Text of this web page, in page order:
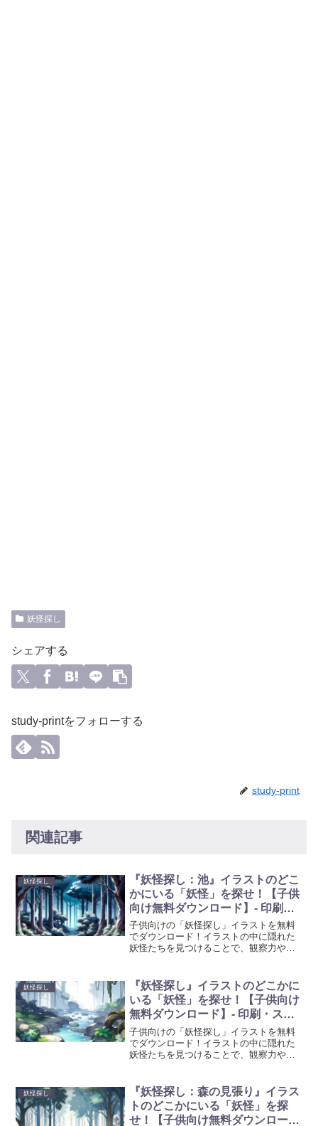
妖怪探し
シェアする
study-printをフォローする
study-print
関連記事
妖怪探し
『妖怪探し：池』イラストのどこ
かにいる「妖怪」を探せ！【子供
向け無料ダウンロード】- 印刷・
スマホ・タブレット
子供向けの「妖怪探し」イラストを無料
でダウンロード！イラストの中に隠れた
妖怪たちを見つけることで、観察力や集
遊ぶことができます。印刷して使用する
ほか、スマートフォンやタブレットでも
楽しむことができます。
妖怪探し
『妖怪探し』イラストのどこかに
いる「妖怪」を探せ！【子供向け
無料ダウンロード】- 印刷・スマ
ホ・タブレット
子供向けの「妖怪探し」イラストを無料
でダウンロード！イラストの中に隠れた
妖怪たちを見つけることで、観察力や集
遊ぶことができます。印刷して使用する
ほか、スマートフォンやタブレットでも
楽しむことができます。
妖怪探し
『妖怪探し：森の見張り』イラス
トのどこかにいる「妖怪」を探
せ！【子供向け無料ダウンロー